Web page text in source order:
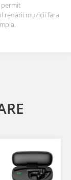
permit
redarii muzicii fara